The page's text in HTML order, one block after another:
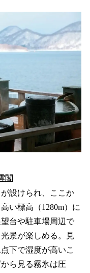
閣
設けられ、ここか
い標高（1280m）に
台や駐車場周辺で
景が楽しめる。見
下で湿度が高いこ
ら見る霧氷は圧